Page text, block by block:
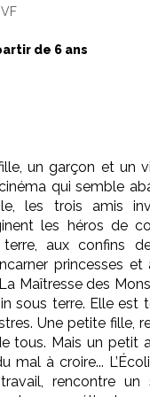
de 6 ans
un garçon et un
qui semble
les trois amis
les héros de
aux confins
princesses
Maîtresse des
sous terre. Elle est
Une petite fille,
tous. Mais un petit
mal à croire...
rencontre